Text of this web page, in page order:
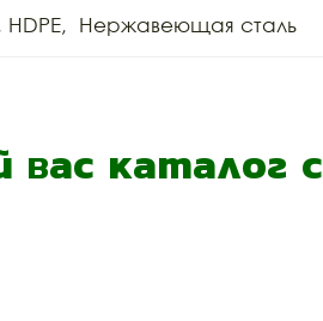
Нержавеющая сталь
каталог с